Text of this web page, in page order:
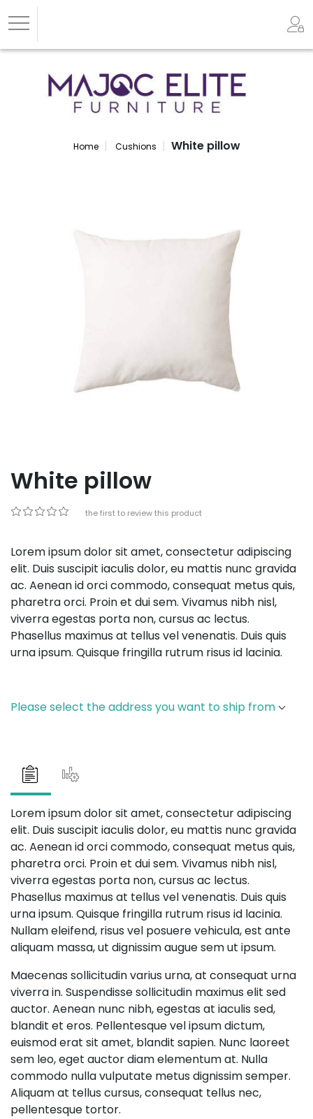
Home Cushions White pillow
White pillow
Be the first to review this product
Lorem ipsum dolor sit amet, consectetur adipiscing
elit. Duis suscipit iaculis dolor, eu mattis nunc gravida
ac. Aenean id orci commodo, consequat metus quis,
pharetra orci. Proin et dui sem. Vivamus nibh nisl,
viverra egestas porta non, cursus ac lectus.
Phasellus maximus at tellus vel venenatis. Duis quis
urna ipsum. Quisque fringilla rutrum risus id lacinia.
Please select the address you want to ship from
Lorem ipsum dolor sit amet, consectetur adipiscing
elit. Duis suscipit iaculis dolor, eu mattis nunc gravida
ac. Aenean id orci commodo, consequat metus quis,
pharetra orci. Proin et dui sem. Vivamus nibh nisl,
viverra egestas porta non, cursus ac lectus.
Phasellus maximus at tellus vel venenatis. Duis quis
urna ipsum. Quisque fringilla rutrum risus id lacinia.
Nullam eleifend, risus vel posuere vehicula, est ante
aliquam massa, ut dignissim augue sem ut ipsum.
Maecenas sollicitudin varius urna, at consequat urna
viverra in. Suspendisse sollicitudin maximus elit sed
auctor. Aenean nunc nibh, egestas at iaculis sed,
blandit et eros. Pellentesque vel ipsum dictum,
euismod erat sit amet, blandit sapien. Nunc laoreet
sem leo, eget auctor diam elementum at. Nulla
commodo nulla vulputate metus dignissim semper.
Aliquam at tellus cursus, consequat tellus nec,
pellentesque tortor.